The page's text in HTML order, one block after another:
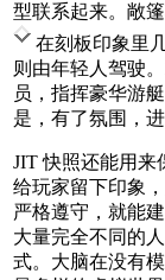
型联系起来。敞
在刻板印象里
则由年轻人驾驶
员，指挥豪华游
是，有了氛围，
JIT 快照还能用来
给玩家留下印象
严格遵守，就能
大量完全不同的
式。大脑在没有